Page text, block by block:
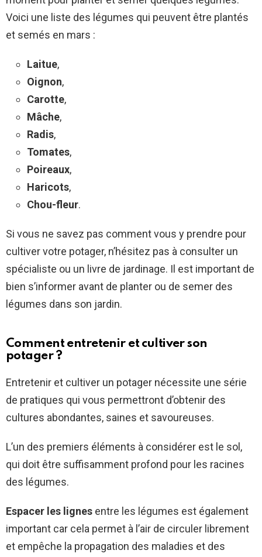
Voici une liste des légumes qui peuvent être plantés
et semés en mars :
Laitue,
Oignon,
Carotte,
Mâche,
Radis,
Tomates,
Poireaux,
Haricots,
Chou-fleur.
Si vous ne savez pas comment vous y prendre pour
cultiver votre potager, n’hésitez pas à consulter un
spécialiste ou un livre de jardinage. Il est important de
bien s’informer avant de planter ou de semer des
légumes dans son jardin.
Comment entretenir et cultiver son
potager ?
Entretenir et cultiver un potager nécessite une série
de pratiques qui vous permettront d’obtenir des
cultures abondantes, saines et savoureuses.
L’un des premiers éléments à considérer est le sol,
qui doit être suffisamment profond pour les racines
des légumes.
Espacer les lignes entre les légumes est également
important car cela permet à l’air de circuler librement
et empêche la propagation des maladies et des